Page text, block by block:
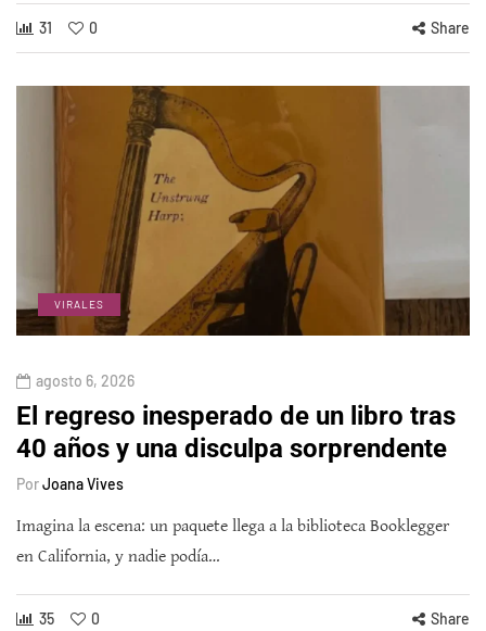
31 0 Share
VIRALES
agosto 6, 2026
El regreso inesperado de un libro tras
40 años y una disculpa sorprendente
PorJoana Vives
Imagina la escena: un paquete llega a la biblioteca Booklegger
en California, y nadie podía…
35 0 Share